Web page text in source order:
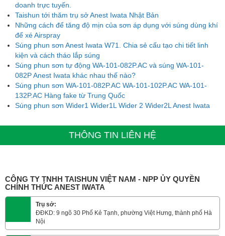
doanh trực tuyến.
Taishun tới thăm trụ sở Anest Iwata Nhật Bản
Những cách để tăng độ mịn của sơn áp dụng với súng dùng khí
để xé Airspray
Súng phun sơn Anest Iwata W71. Chia sẻ cấu tạo chi tiết linh
kiện và cách tháo lắp súng
Súng phun sơn tự động WA-101-082P.AC và súng WA-101-
082P Anest Iwata khác nhau thế nào?
Súng phun sơn WA-101-082P.AC WA-101-102P.AC WA-101-
132P.AC Hàng fake từ Trung Quốc
Súng phun sơn Wider1 Wider1L Wider 2 Wider2L Anest Iwata
THÔNG TIN LIÊN HỆ
CÔNG TY TNHH TAISHUN VIỆT NAM - NPP ỦY QUYỀN
CHÍNH THỨC ANEST IWATA
Trụ sở:
ĐĐKD: 9 ngõ 30 Phố Kẻ Tạnh, phường Việt Hưng, thành phố Hà
Nội